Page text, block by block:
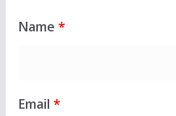
Name *
Email *